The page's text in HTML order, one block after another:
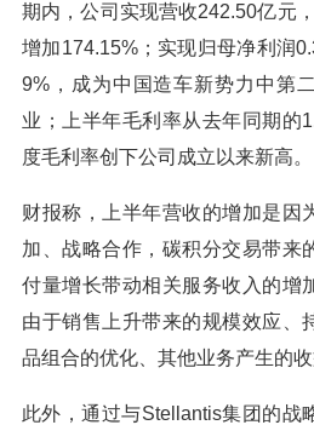
期内，公司实现营收242.50亿元
增加174.15%；实现归母净利润
9%，成为中国造车新势力中第
业；上半年毛利率从去年同期的
度毛利率创下公司成立以来新高。
财报称，上半年营收的增加是因
加、战略合作，碳积分交易带来
付量增长带动相关服务收入的增
由于销售上升带来的规模效应、
品组合的优化、其他业务产生的收
此外，通过与Stellantis集团的战